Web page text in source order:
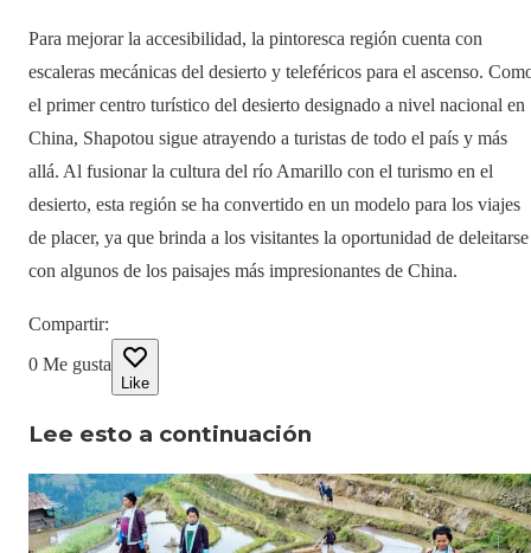
Para mejorar la accesibilidad, la pintoresca región cuenta con
escaleras mecánicas del desierto y teleféricos para el ascenso.
el primer centro turístico del desierto designado a nivel nacional en
China, Shapotou sigue atrayendo a turistas de todo el país y más
allá. Al fusionar la cultura del río Amarillo con el turismo en el
desierto, esta región se ha convertido en un modelo para los viajes
de placer, ya que brinda a los visitantes la oportunidad de deleitarse
con algunos de los paisajes más impresionantes de China.
Compartir:
0 Me gusta
Like
Lee esto a continuación